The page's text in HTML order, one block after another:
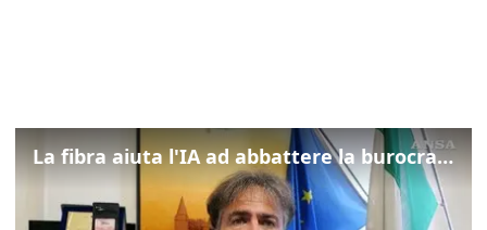
La fibra aiuta l'IA ad abbattere la burocrazia, progetto pilota in Veneto